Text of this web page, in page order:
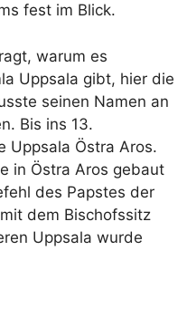
fest im Blick.
warum es
Uppsala gibt, hier die
seinen Namen an
Bis ins 13.
Uppsala Östra Aros.
in Östra Aros gebaut
des Papstes der
dem Bischofssitz
Uppsala wurde